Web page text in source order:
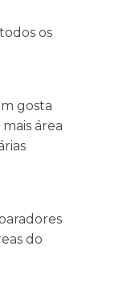
os
gosta
área
do